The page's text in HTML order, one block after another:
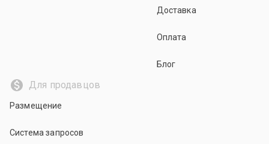
Доставка
Оплата
Блог
Для продавцов
Размещение
Система запросов